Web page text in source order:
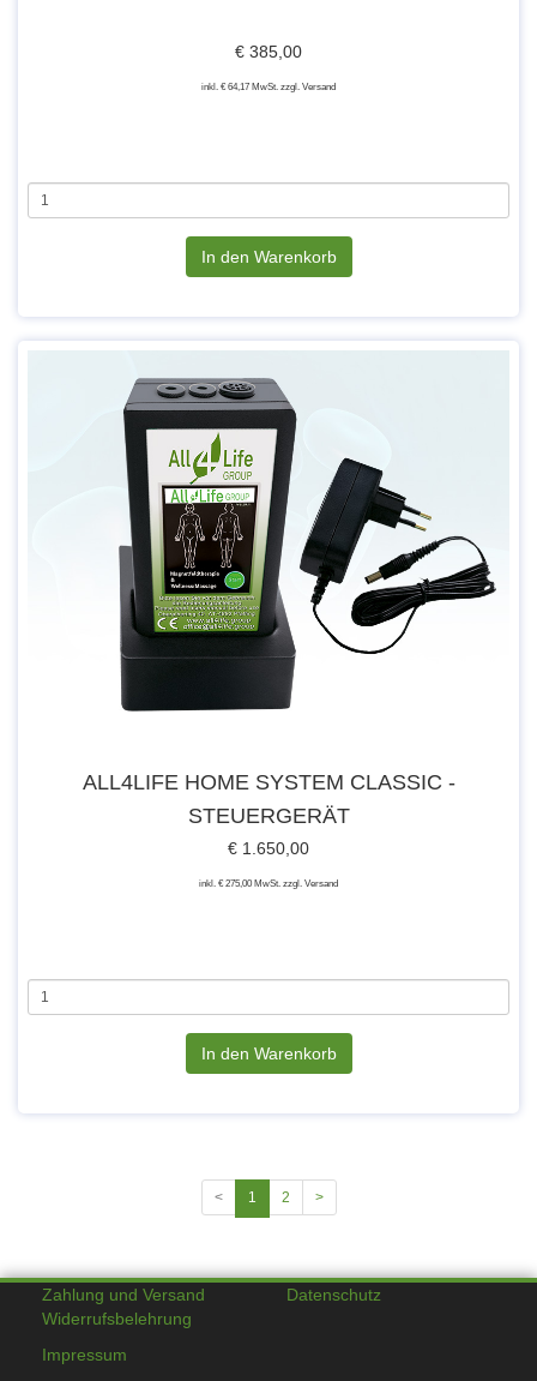
€ 385,00
inkl. € 64,17 MwSt. zzgl. Versand
In den Warenkorb
ALL4LIFE HOME SYSTEM CLASSIC -
STEUERGERÄT
€ 1.650,00
inkl. € 275,00 MwSt. zzgl. Versand
In den Warenkorb
< 1 2 >
Zahlung und Versand
Widerrufsbelehrung
Datenschutz
Impressum